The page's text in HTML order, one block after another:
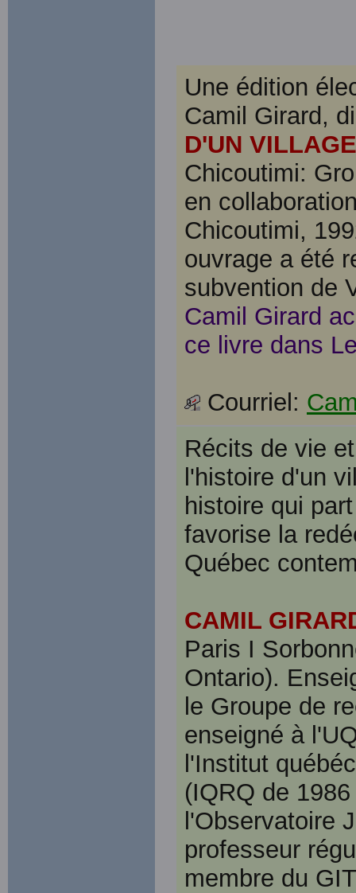
Une édition
Camil Girard,
D'UN
Chicoutimi:
en
Chicoutimi,
ouvrage a été
subvention de
Camil Girard
ce livre dans
Courriel:
Récits de vie
l'histoire d'un
histoire qui
favorise la
Québec
CAMIL
Paris I
Ontario).
le Groupe de
enseigné à
l'Institut
(IQRQ de
l'Observatoire
professeur
membre du